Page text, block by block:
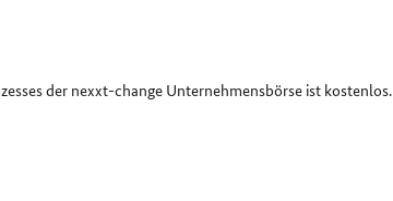
der nexxt-change Unternehmensbörse ist kostenlos.